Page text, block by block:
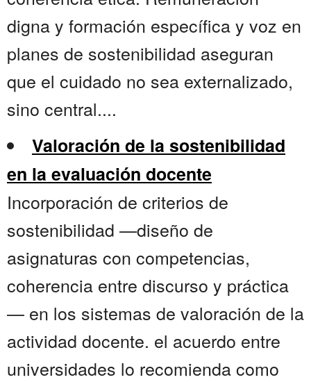
digna y formación específica y voz en
planes de sostenibilidad aseguran
que el cuidado no sea externalizado,
sino central....
Valoración de la sostenibilidad
en la evaluación docente
Incorporación de criterios de
sostenibilidad —diseño de
asignaturas con competencias,
coherencia entre discurso y práctica
— en los sistemas de valoración de la
actividad docente. el acuerdo entre
universidades lo recomienda como